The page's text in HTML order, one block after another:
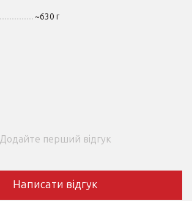
~630 г
Додайте перший відгук
Написати відгук